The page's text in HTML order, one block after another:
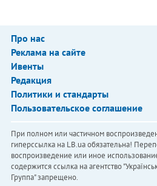
Про нас
Реклама на сайте
Ивенты
Редакция
Политики и стандарты
Пользовательское соглашение
При полном или частичном
гиперссылка на LB.ua обязательна!
воспроизведение или иное
содержится ссылка на агентство
Группа" запрещено.